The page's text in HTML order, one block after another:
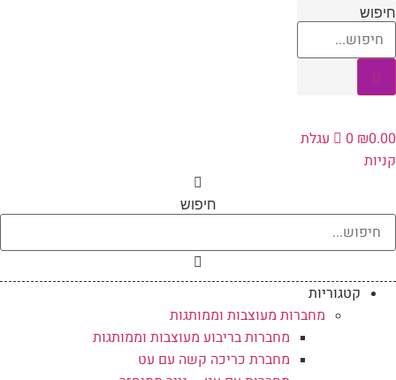
דלג
לתוכן
חיפוש
₪0.00
0
עגלת
קניות
חיפוש
קטגוריות
מחברות מעוצבות וממותגות
מחברות בריבוע מעוצבות וממותגות
מחברת כריכה קשה עם עט